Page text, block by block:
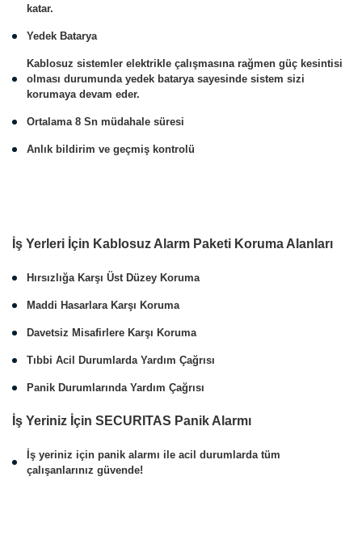
katar.
Yedek Batarya
Kablosuz sistemler elektrikle çalışmasına rağmen güç kesintisi
olması durumunda yedek batarya sayesinde sistem sizi
korumaya devam eder.
Ortalama 8 Sn müdahale süresi
Anlık bildirim ve geçmiş kontrolü
İş Yerleri İçin Kablosuz Alarm Paketi Koruma Alanları
Hırsızlığa Karşı Üst Düzey Koruma
Maddi Hasarlara Karşı Koruma
Davetsiz Misafirlere Karşı Koruma
Tıbbi Acil Durumlarda Yardım Çağrısı
Panik Durumlarında Yardım Çağrısı
İş Yeriniz İçin SECURITAS Panik Alarmı
İş yeriniz için panik alarmı ile acil durumlarda tüm
çalışanlarınız güvende!